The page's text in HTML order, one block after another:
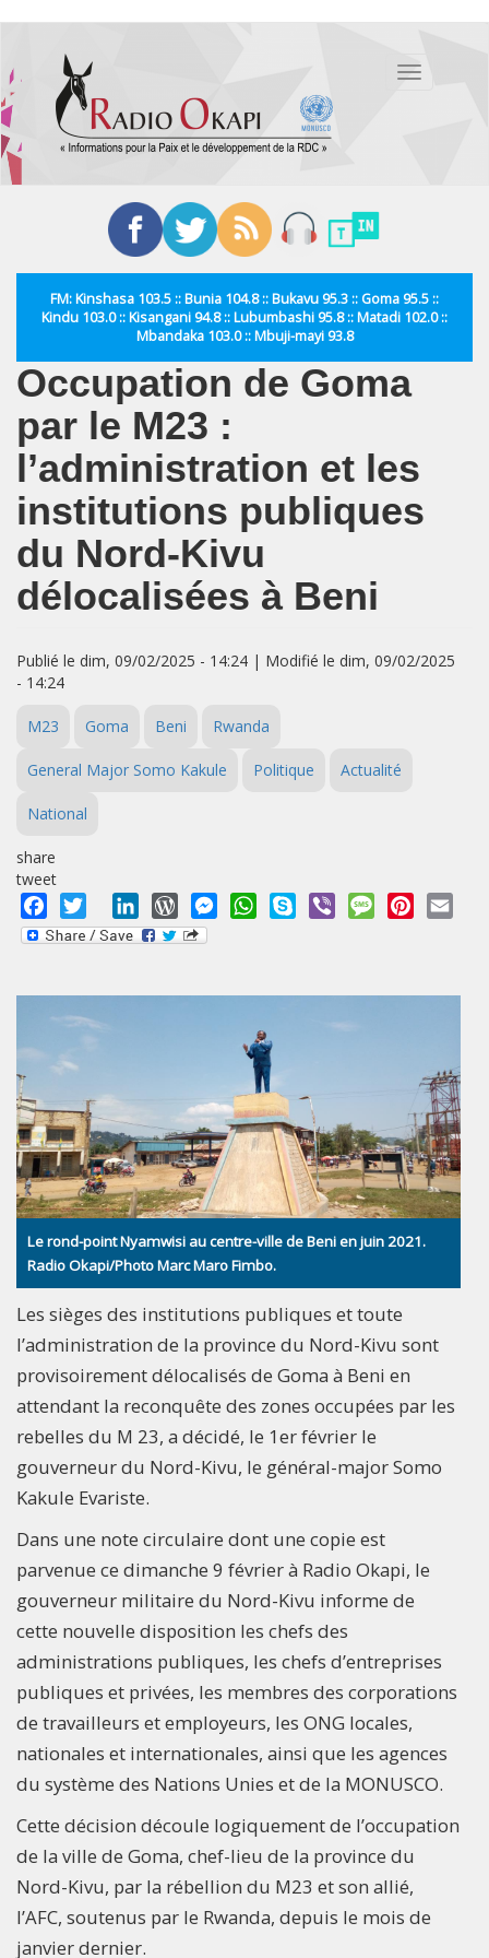
contenu
principal
Toggle
FM: Kinshasa 103.5 :: Bunia 104.8 :: Bukavu 95.3 :: Goma 95.5 ::
Kindu 103.0 :: Kisangani 94.8 :: Lubumbashi 95.8 :: Matadi 102.0 ::
Mbandaka 103.0 :: Mbuji-mayi 93.8
Occupation de Goma
par le M23 :
l’administration et les
institutions publiques
du Nord-Kivu
délocalisées à Beni
Publié le dim, 09/02/2025 - 14:24 | Modifié le dim, 09/02/2025
- 14:24
M23 Goma Beni Rwanda
General Major Somo Kakule Politique Actualité
National
share
tweet
Facebook
Twitter LinkedInWordPressMessengerWhatsApp
Skype Viber MessagePinterest
Le rond-point Nyamwisi au centre-ville de Beni en juin 2021.
Radio Okapi/Photo Marc Maro Fimbo.
Les sièges des institutions publiques et toute
l’administration de la province du Nord-Kivu sont
provisoirement délocalisés de Goma à Beni en
attendant la reconquête des zones occupées par les
rebelles du M 23, a décidé, le 1er février le
gouverneur du Nord-Kivu, le général-major Somo
Kakule Evariste.
Dans une note circulaire dont une copie est
parvenue ce dimanche 9 février à Radio Okapi, le
gouverneur militaire du Nord-Kivu informe de
cette nouvelle disposition les chefs des
administrations publiques, les chefs d’entreprises
publiques et privées, les membres des corporations
de travailleurs et employeurs, les ONG locales,
nationales et internationales, ainsi que les agences
du système des Nations Unies et de la MONUSCO.
Cette décision découle logiquement de l’occupation
de la ville de Goma, chef-lieu de la province du
Nord-Kivu, par la rébellion du M23 et son allié,
l’AFC, soutenus par le Rwanda, depuis le mois de
janvier dernier.